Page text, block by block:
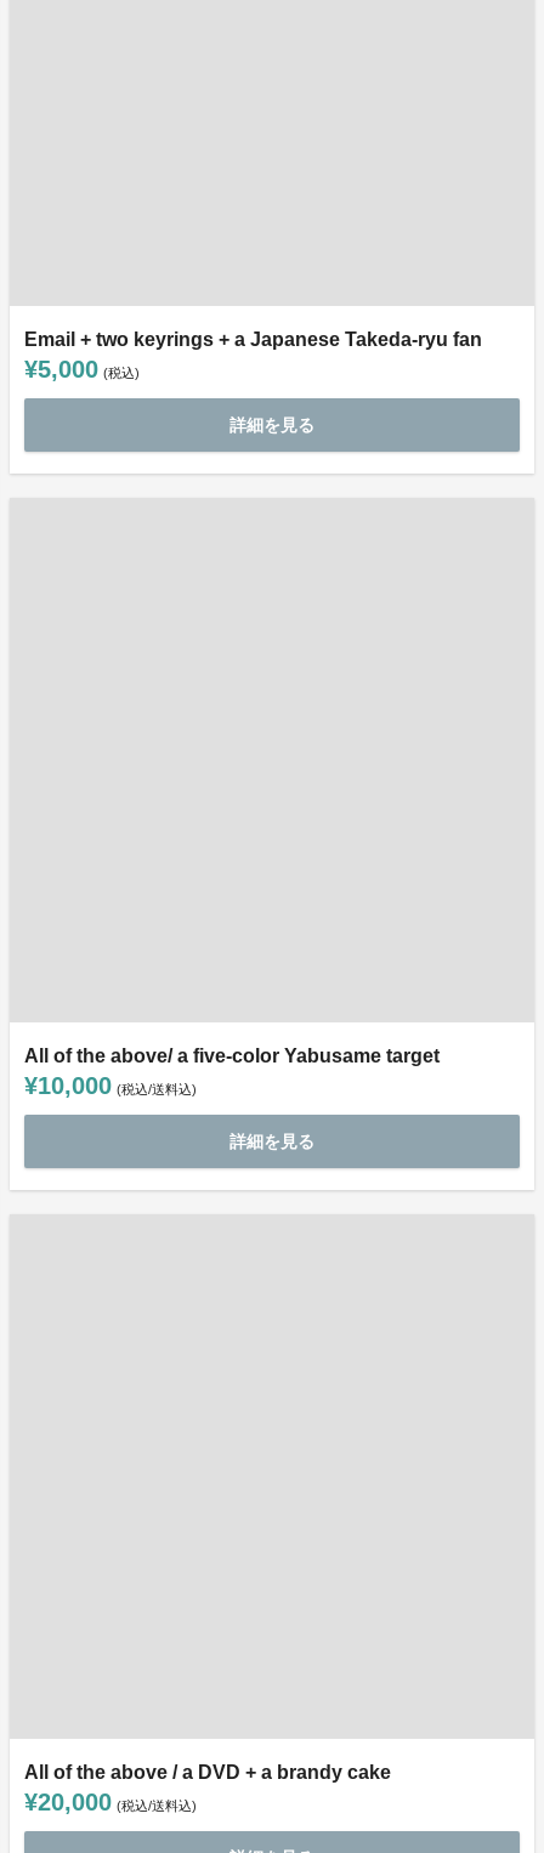
Email + two keyrings + a Japanese Takeda-ryu fan
¥5,000 (税込)
詳細を見る
All of the above/ a five-color Yabusame target
¥10,000 (税込/送料込)
詳細を見る
All of the above / a DVD + a brandy cake
¥20,000 (税込/送料込)